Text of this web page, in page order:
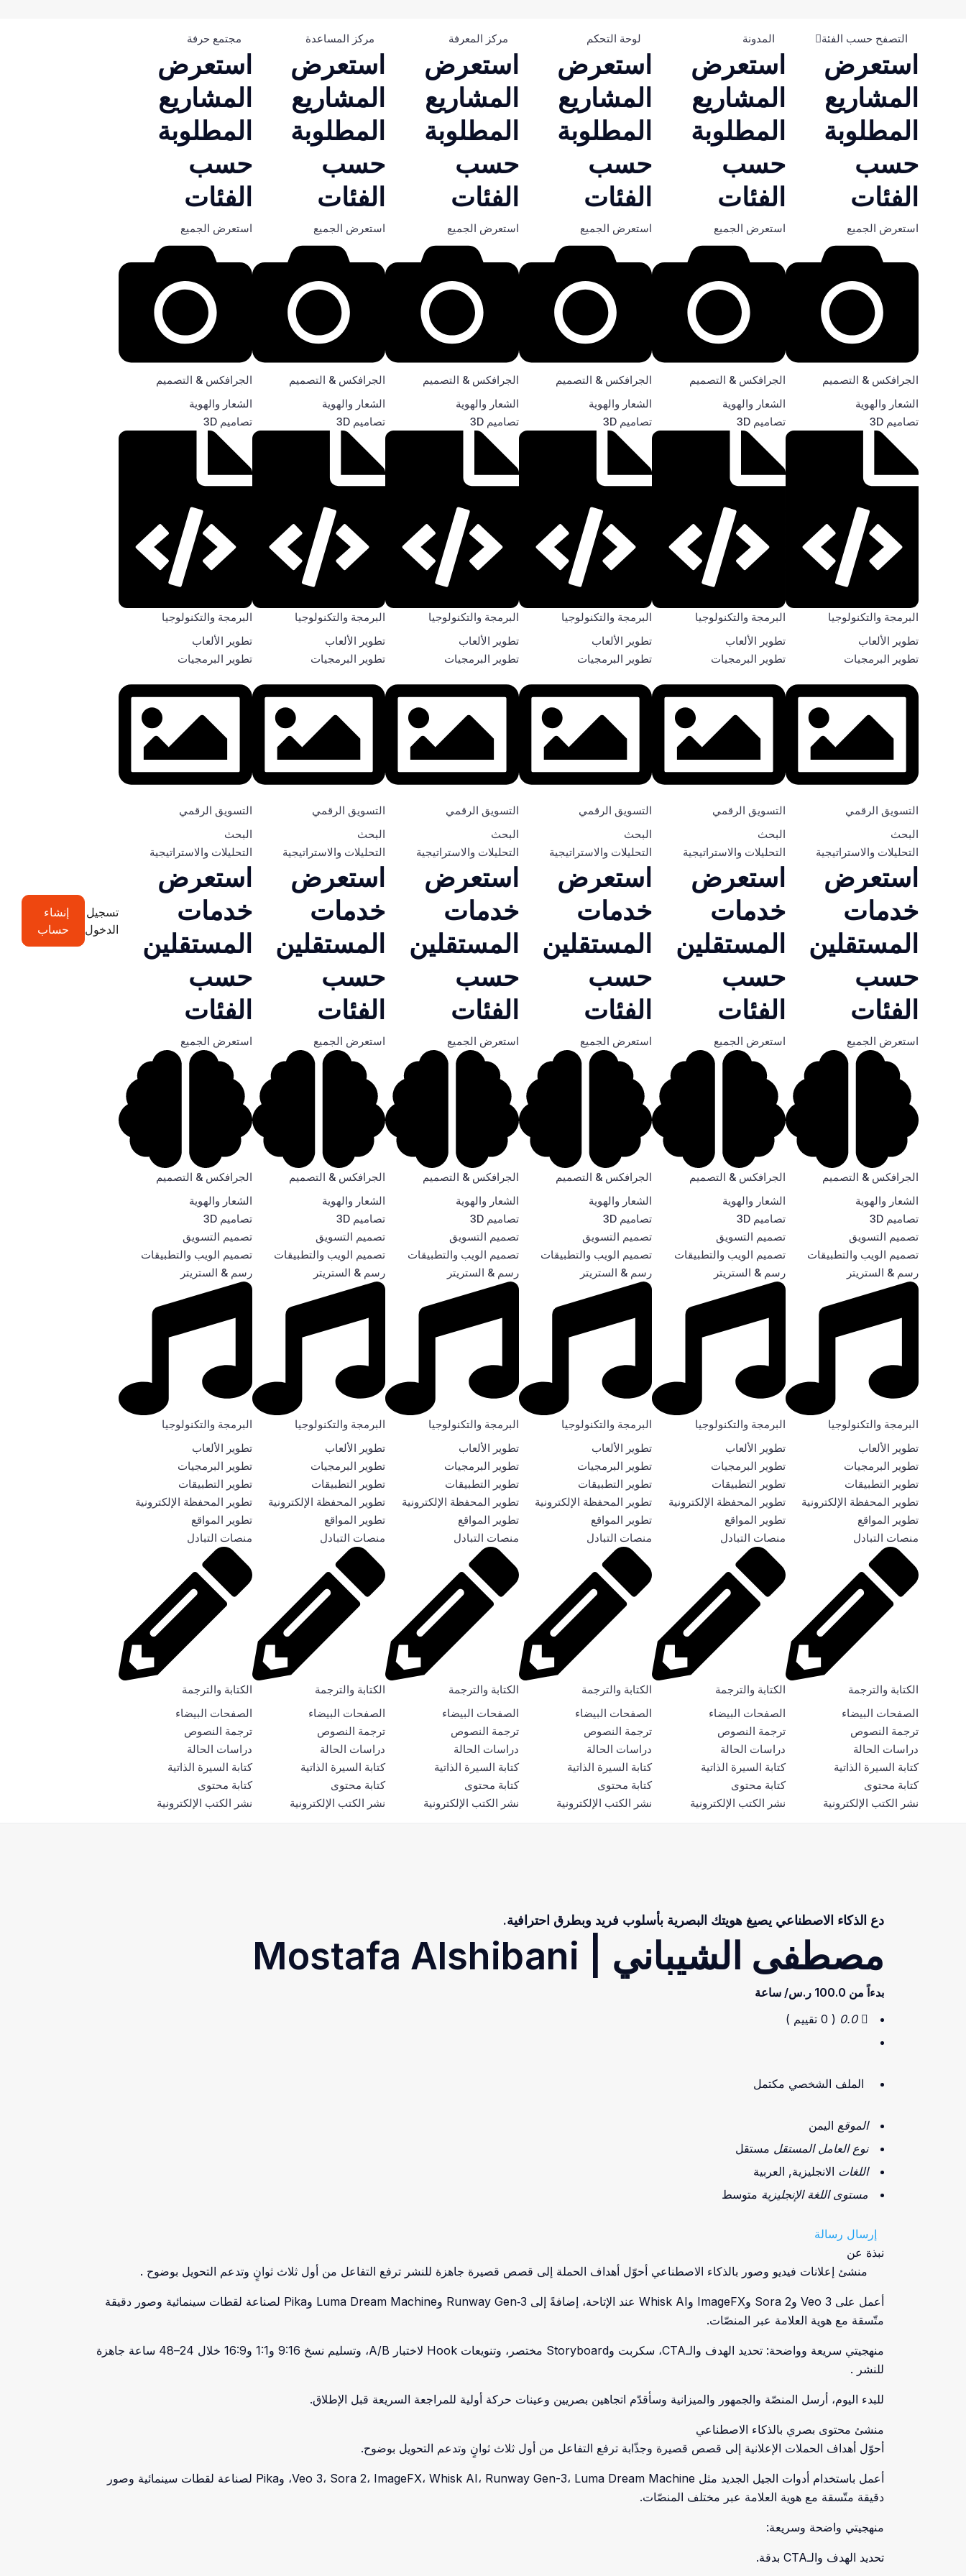
التصفح حسب الفئة
استعرض
المشاريع
المطلوبة
حسب
الفئات
استعرض الجميع
الجرافكس & التصميم
الشعار والهوية
تصاميم 3D
البرمجة والتكنولوجيا
تطوير الألعاب
تطوير البرمجيات
التسويق الرقمي
البحث
التحليلات والاستراتيجية
استعرض
خدمات
المستقلين
حسب
الفئات
استعرض الجميع
الجرافكس & التصميم
الشعار والهوية
تصاميم 3D
تصميم التسويق
تصميم الويب والتطبيقات
رسم & الستريتر
البرمجة والتكنولوجيا
تطوير الألعاب
تطوير البرمجيات
تطوير التطبيقات
تطوير المحفظة الإلكترونية
تطوير المواقع
منصات التبادل
الكتابة والترجمة
الصفحات البيضاء
ترجمة النصوص
دراسات الحالة
كتابة السيرة الذاتية
كتابة محتوى
نشر الكتب الإلكترونية
المدونة
استعرض
المشاريع
المطلوبة
حسب
الفئات
استعرض الجميع
الجرافكس & التصميم
الشعار والهوية
تصاميم 3D
البرمجة والتكنولوجيا
تطوير الألعاب
تطوير البرمجيات
التسويق الرقمي
البحث
التحليلات والاستراتيجية
استعرض
خدمات
المستقلين
حسب
الفئات
استعرض الجميع
الجرافكس & التصميم
الشعار والهوية
تصاميم 3D
تصميم التسويق
تصميم الويب والتطبيقات
رسم & الستريتر
البرمجة والتكنولوجيا
تطوير الألعاب
تطوير البرمجيات
تطوير التطبيقات
تطوير المحفظة الإلكترونية
تطوير المواقع
منصات التبادل
الكتابة والترجمة
الصفحات البيضاء
ترجمة النصوص
دراسات الحالة
كتابة السيرة الذاتية
كتابة محتوى
نشر الكتب الإلكترونية
لوحة التحكم
استعرض
المشاريع
المطلوبة
حسب
الفئات
استعرض الجميع
الجرافكس & التصميم
الشعار والهوية
تصاميم 3D
البرمجة والتكنولوجيا
تطوير الألعاب
تطوير البرمجيات
التسويق الرقمي
البحث
التحليلات والاستراتيجية
استعرض
خدمات
المستقلين
حسب
الفئات
استعرض الجميع
الجرافكس & التصميم
الشعار والهوية
تصاميم 3D
تصميم التسويق
تصميم الويب والتطبيقات
رسم & الستريتر
البرمجة والتكنولوجيا
تطوير الألعاب
تطوير البرمجيات
تطوير التطبيقات
تطوير المحفظة الإلكترونية
تطوير المواقع
منصات التبادل
الكتابة والترجمة
الصفحات البيضاء
ترجمة النصوص
دراسات الحالة
كتابة السيرة الذاتية
كتابة محتوى
نشر الكتب الإلكترونية
مركز المعرفة
استعرض
المشاريع
المطلوبة
حسب
الفئات
استعرض الجميع
الجرافكس & التصميم
الشعار والهوية
تصاميم 3D
البرمجة والتكنولوجيا
تطوير الألعاب
تطوير البرمجيات
التسويق الرقمي
البحث
التحليلات والاستراتيجية
استعرض
خدمات
المستقلين
حسب
الفئات
استعرض الجميع
الجرافكس & التصميم
الشعار والهوية
تصاميم 3D
تصميم التسويق
تصميم الويب والتطبيقات
رسم & الستريتر
البرمجة والتكنولوجيا
تطوير الألعاب
تطوير البرمجيات
تطوير التطبيقات
تطوير المحفظة الإلكترونية
تطوير المواقع
منصات التبادل
الكتابة والترجمة
الصفحات البيضاء
ترجمة النصوص
دراسات الحالة
كتابة السيرة الذاتية
كتابة محتوى
نشر الكتب الإلكترونية
مركز المساعدة
استعرض
المشاريع
المطلوبة
حسب
الفئات
استعرض الجميع
الجرافكس & التصميم
الشعار والهوية
تصاميم 3D
البرمجة والتكنولوجيا
تطوير الألعاب
تطوير البرمجيات
التسويق الرقمي
البحث
التحليلات والاستراتيجية
استعرض
خدمات
المستقلين
حسب
الفئات
استعرض الجميع
الجرافكس & التصميم
الشعار والهوية
تصاميم 3D
تصميم التسويق
تصميم الويب والتطبيقات
رسم & الستريتر
البرمجة والتكنولوجيا
تطوير الألعاب
تطوير البرمجيات
تطوير التطبيقات
تطوير المحفظة الإلكترونية
تطوير المواقع
منصات التبادل
الكتابة والترجمة
الصفحات البيضاء
ترجمة النصوص
دراسات الحالة
كتابة السيرة الذاتية
كتابة محتوى
نشر الكتب الإلكترونية
مجتمع حرفة
استعرض
المشاريع
المطلوبة
حسب
الفئات
استعرض الجميع
الجرافكس & التصميم
الشعار والهوية
تصاميم 3D
البرمجة والتكنولوجيا
تطوير الألعاب
تطوير البرمجيات
التسويق الرقمي
البحث
التحليلات والاستراتيجية
استعرض
خدمات
المستقلين
حسب
الفئات
استعرض الجميع
الجرافكس & التصميم
الشعار والهوية
تصاميم 3D
تصميم التسويق
تصميم الويب والتطبيقات
رسم & الستريتر
البرمجة والتكنولوجيا
تطوير الألعاب
تطوير البرمجيات
تطوير التطبيقات
تطوير المحفظة الإلكترونية
تطوير المواقع
منصات التبادل
الكتابة والترجمة
الصفحات البيضاء
ترجمة النصوص
دراسات الحالة
كتابة السيرة الذاتية
كتابة محتوى
نشر الكتب الإلكترونية
تسجيل
الدخول
إنشاء
حساب
دع الذكاء الاصطناعي يصيغ هويتك البصرية بأسلوب فريد وبطرق احترافية.
مصطفى الشيباني | Mostafa Alshibani
بدءاً من 100.0 ر.س/ ساعة
0.0 ( 0 تقييم )
الملف الشخصي مكتمل
الموقع اليمن
نوع العامل المستقل مستقل
اللغات الانجليزية, العربية
مستوى اللغة الإنجليزية متوسط
إرسال رسالة
نبذة عن
منشئ إعلانات فيديو وصور بالذكاء الاصطناعي أحوّل أهداف الحملة إلى قصص قصيرة جاهزة للنشر ترفع التفاعل من أول ثلاث ثوانٍ وتدعم التحويل بوضوح .
أعمل على Veo 3 وSora 2 وImageFX وWhisk AI عند الإتاحة، إضافةً إلى Runway Gen‑3 وLuma Dream Machine وPika لصناعة لقطات سينمائية وصور دقيقة
متّسقة مع هوية العلامة عبر المنصّات.
منهجيتي سريعة وواضحة: تحديد الهدف والـCTA، سكربت وStoryboard مختصر، وتنويعات Hook لاختبار A/B، وتسليم نسخ 9:16 و1:1 و16:9 خلال 24–48 ساعة جاهزة
للنشر .
للبدء اليوم، أرسل المنصّة والجمهور والميزانية وسأقدّم اتجاهين بصريين وعينات حركة أولية للمراجعة السريعة قبل الإطلاق.
منشئ محتوى بصري بالذكاء الاصطناعي
أحوّل أهداف الحملات الإعلانية إلى قصص قصيرة وجذّابة ترفع التفاعل من أول ثلاث ثوانٍ وتدعم التحويل بوضوح.
أعمل باستخدام أدوات الجيل الجديد مثل Veo 3، Sora 2، ImageFX، Whisk AI، Runway Gen-3، Luma Dream Machine، وPika لصناعة لقطات سينمائية وصور
دقيقة متّسقة مع هوية العلامة عبر مختلف المنصّات.
منهجيتي واضحة وسريعة:
تحديد الهدف والـCTA بدقة.